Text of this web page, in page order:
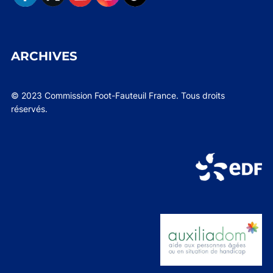
ARCHIVES
© 2023 Commission Foot-Fauteuil France. Tous droits
réservés.